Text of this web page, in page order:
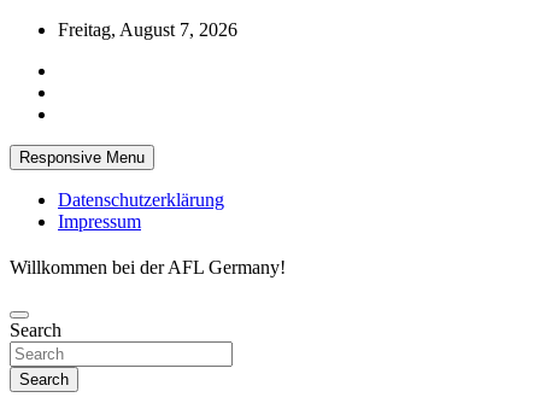
Skip
content
Freitag, August 7, 2026
Responsive Menu
Datenschutzerklärung
Impressum
Willkommen bei der AFL Germany!
Search
Search